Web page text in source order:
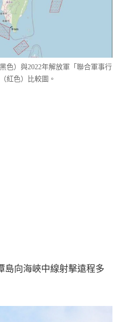
色）與2022年解放軍「聯合軍事行
紅色）比較圖。
島向海峽中線射擊遠程多